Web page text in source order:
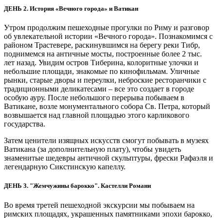
ДЕНЬ 2. История «Вечного города» и Ватикан
Утром продолжим пешеходные прогулки по Риму и разговор
об увлекательной истории «Вечного города». Познакомимся с
районом Трастевере, раскинувшимся на берегу реки Тибр,
поднимемся на античные мосты, построенные более 2 тыс.
лет назад. Увидим остров Тиберина, колоритные улочки и
небольшие площади, знакомые по кинофильмам. Уличные
рынки, старые дворы и переулки, неброские ресторанчики с
традиционными деликатесами – все это создает в городе
особую ауру. После небольшого перерыва побываем в
Ватикане, возле монументального собора Св. Петра, который
возвышается над главной площадью этого карликового
государства.
Затем ценители изящных искусств смогут побывать в музеях
Ватикана (за дополнительную плату), чтобы увидеть
знаменитые шедевры античной скульптуры, фрески Рафаэля и
легендарную Сикстинскую капеллу.
ДЕНЬ 3. "Жемчужины барокко". Кастелли Романи
Во время третей пешеходной экскурсии мы побываем на
римских площадях, украшенных памятниками эпохи барокко,